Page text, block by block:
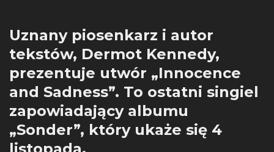
Uznany piosenkarz i autor
tekstów, Dermot Kennedy,
prezentuje utwór „Innocence
and Sadness”. To ostatni singiel
zapowiadający albumu
„Sonder”, który ukaże się 4